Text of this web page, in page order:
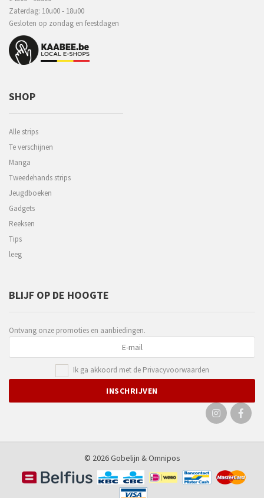
Zaterdag: 10u00 - 18u00
Gesloten op zondag en feestdagen
SHOP
Alle strips
Te verschijnen
Manga
Tweedehands strips
Jeugdboeken
Gadgets
Reeksen
Tips
leeg
BLIJF OP DE HOOGTE
Ontvang onze promoties en aanbiedingen.
Ik ga akkoord met de Privacyvoorwaarden
© 2026 Gobelijn &Omnipos